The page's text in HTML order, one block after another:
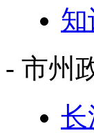
知
- 市州
长